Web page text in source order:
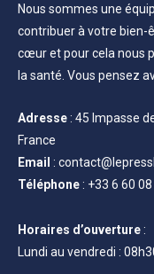
Nous sommes une
contribuer à votre bien-
cœur et pour cela nous
la santé. Vous pensez
Adresse: 45 Impasse
France
Email :
Téléphone: +33 6 60
Horaires d’ouverture:
Lundi au vendredi :